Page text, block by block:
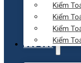
Kiểm
Kiểm
Kiểm
Kiểm
Báo cáo